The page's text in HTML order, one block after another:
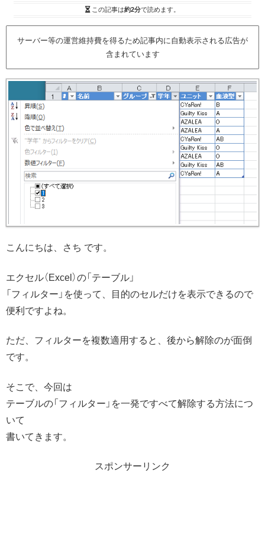
この記事は約2分で読めます。
サーバー等の運営維持費を得るため記事内に自動表示される広告が
含まれています
こんにちは、さち です。
エクセル（Excel）の「テーブル」
「フィルター」を使って、目的のセルだけを表示できるので
便利ですよね。
ただ、フィルターを複数適用すると、後から解除のが面倒
です。
そこで、今回は
テーブルの「フィルター」を一発ですべて解除する方法につ
いて
書いてきます。
スポンサーリンク